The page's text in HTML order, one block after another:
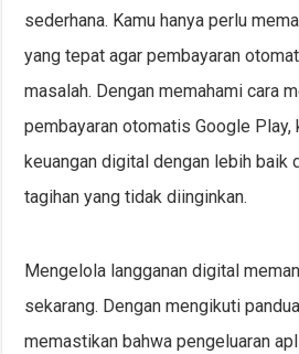
sederhana. Kamu hanya perlu
yang tepat agar pembayaran
masalah. Dengan memahami cara
pembayaran otomatis Google Play,
keuangan digital dengan lebih baik
tagihan yang tidak diinginkan.
Mengelola langganan digital
sekarang. Dengan mengikuti
memastikan bahwa pengeluaran